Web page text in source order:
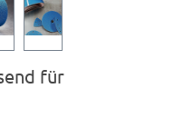
für